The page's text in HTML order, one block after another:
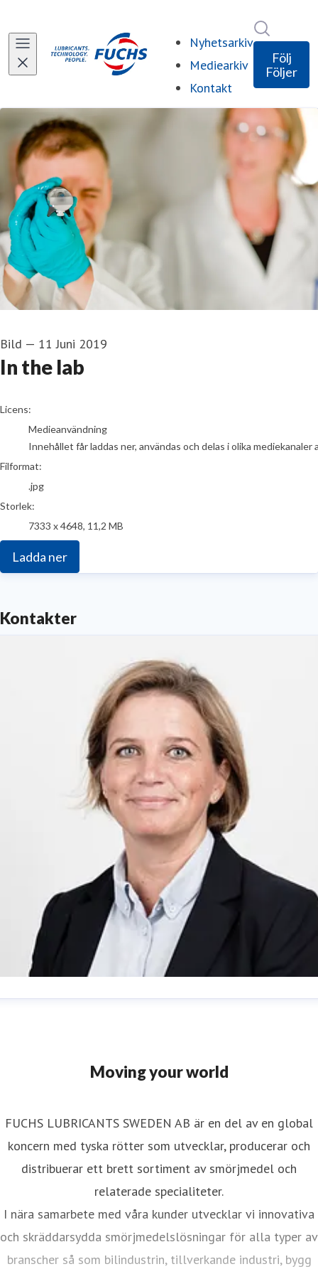
Nyhetsarkiv
Mediearkiv
Kontakt
Följ
Följer
Bild — 11 Juni 2019
In the lab
go to media item
Licens:
Medieanvändning
Innehållet får laddas ner, användas och delas i olika
Filformat:
.jpg
Storlek:
7333 x 4648, 11,2 MB
Ladda ner
Kontakter
Moving your world
FUCHS LUBRICANTS SWEDEN AB är en del av en global
koncern med tyska rötter som utvecklar, producerar och
distribuerar ett brett sortiment av smörjmedel och
relaterade specialiteter.
I nära samarbete med våra kunder utvecklar vi innovativa
och skräddarsydda smörjmedelslösningar för alla typer av
branscher så som bilindustrin, tillverkande industri, bygg